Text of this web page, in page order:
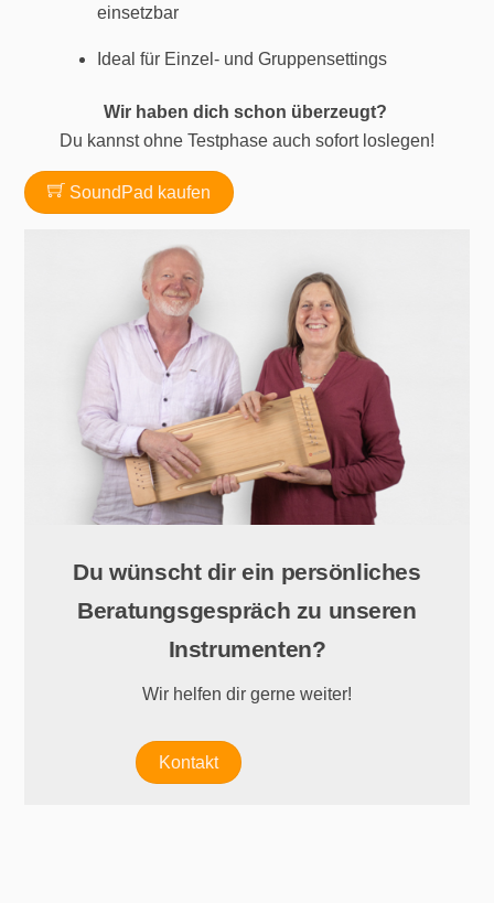
einsetzbar
Ideal für Einzel- und Gruppensettings
Wir haben dich schon überzeugt?
Du kannst ohne Testphase auch sofort loslegen!
SoundPad kaufen
Du wünscht dir ein persönliches
Beratungsgespräch zu unseren
Instrumenten?
Wir helfen dir gerne weiter!
Kontakt